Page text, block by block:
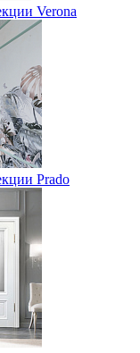
Verona
Prado